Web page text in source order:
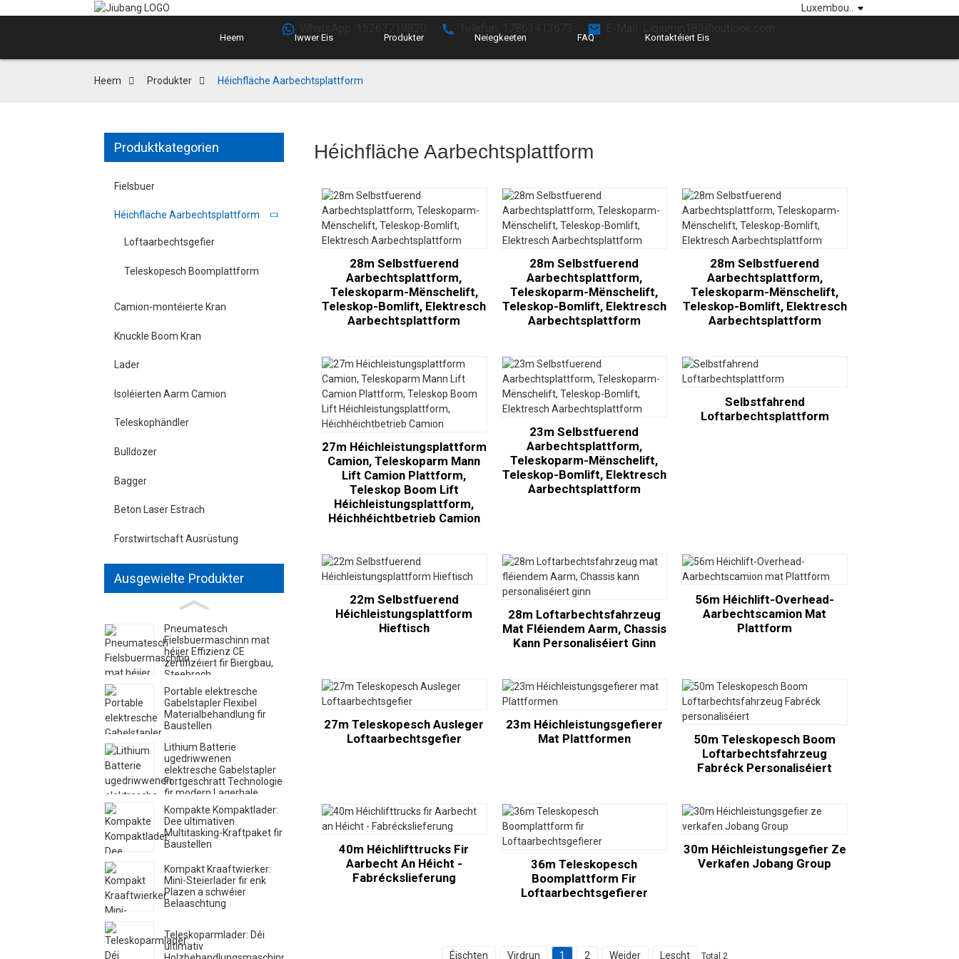
Luxembou..
Heem Iwwer Eis Produkter Neiegkeeten FAQ Kontaktéiert Eis
Heem Produkter Héichfläche Aarbechtsplattform
Produktkategorien
Fielsbuer
Héichfläche Aarbechtsplattform
Loftaarbechtsgefier
Teleskopesch Boomplattform
Camion-montéierte Kran
Knuckle Boom Kran
Lader
Isoléierten Aarm Camion
Teleskophändler
Bulldozer
Bagger
Beton Laser Estrach
Forstwirtschaft Ausrüstung
Ausgewielte Produkter
Pneumatesch
Fielsbuermaschinn mat
héijer Effizienz CE
zertifizéiert fir Biergbau,
Steebroch,
Hartfielsbuerung
Portable elektresche
Gabelstapler Flexibel
Materialbehandlung fir
Baustellen
Lithium Batterie
ugedriwwenen
elektresche Gabelstapler
Fortgeschratt Technologie
fir modern Lagerhale
Kompakte Kompaktlader:
Dee ultimativen
Multitasking-Kraftpaket fir
Baustellen
Kompakt Kraaftwierker:
Mini-Steierlader fir enk
Plazen a schwéier
Belaaschtung
Teleskoparmlader: Déi
ultimativ
Héichfläche Aarbechtsplattform
28m Selbstfuerend
Aarbechtsplattform,
Teleskoparm-Mënschelift,
Teleskop-Bomlift, Elektresch
Aarbechtsplattform
28m Selbstfuerend
Aarbechtsplattform,
Teleskoparm-Mënschelift,
Teleskop-Bomlift, Elektresch
Aarbechtsplattform
28m Selbstfuerend
Aarbechtsplattform,
Teleskoparm-Mënschelift,
Teleskop-Bomlift, Elektresch
Aarbechtsplattform
27m Héichleistungsplattform
Camion, Teleskoparm Mann
Lift Camion Plattform,
Teleskop Boom Lift
Héichleistungsplattform,
Héichhéichtbetrieb Camion
23m Selbstfuerend
Aarbechtsplattform,
Teleskoparm-Mënschelift,
Teleskop-Bomlift, Elektresch
Aarbechtsplattform
Selbstfahrend
Loftarbechtsplattform
22m Selbstfuerend
Héichleistungsplattform
Hieftisch
28m Loftarbechtsfahrzeug
Mat Fléiendem Aarm, Chassis
Kann Personaliséiert Ginn
56m Héichlift-Overhead-
Aarbechtscamion Mat
Plattform
27m Teleskopesch Ausleger
Loftaarbechtsgefier
23m Héichleistungsgefierer
Mat Plattformen
50m Teleskopesch Boom
Loftarbechtsfahrzeug
Fabréck Personaliséiert
40m Héichlifttrucks Fir
Aarbecht An Héicht -
Fabréckslieferung
36m Teleskopesch
Boomplattform Fir
Loftaarbechtsgefierer
30m Héichleistungsgefier Ze
Verkafen Jobang Group
Éischten Virdrun 1 2 Weider Lescht Total 2